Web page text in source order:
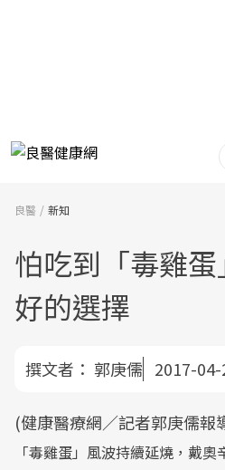
良醫 新知
怕吃到「毒雞
好的選擇
撰文者： 郭庚儒 2017-
(健康醫療網／記者郭庚儒報
「毒雞蛋」風波持續延燒，戴